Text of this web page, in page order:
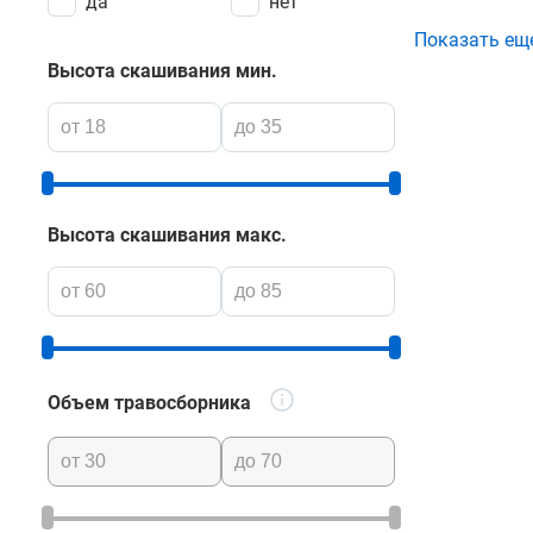
Высота скашивания мин.
Высота скашивания макс.
Объем травосборника
Показать